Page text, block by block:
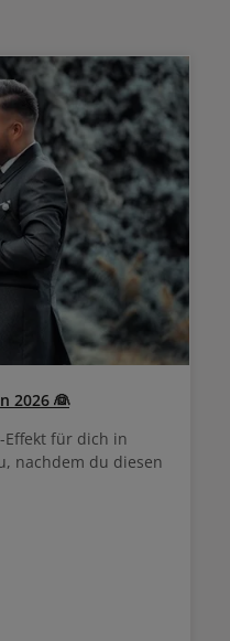
2026 👰
für dich in
nachdem du diesen